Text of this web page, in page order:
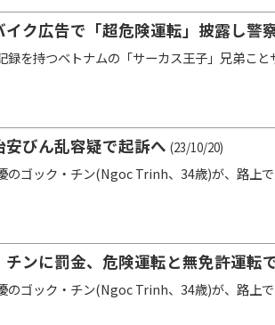
イク広告で「超危険運転」披露し
録を持つベトナムの「サーカス王子」兄弟こ
びん乱容疑で起訴へ (23/10/20)
のゴック・チン(Ngoc Trinh、34歳)が、路上
ンに罰金、危険運転と無免許運転
のゴック・チン(Ngoc Trinh、34歳)が、路上